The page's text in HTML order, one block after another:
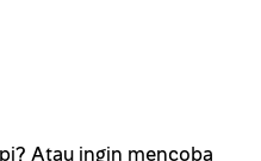
Atau ingin mencoba